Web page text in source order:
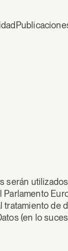
serán utilizados
tratamiento de
(en lo